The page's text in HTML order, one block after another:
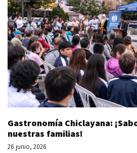
Gastronomía Chiclayana:
nuestras familias!
26 junio, 2026